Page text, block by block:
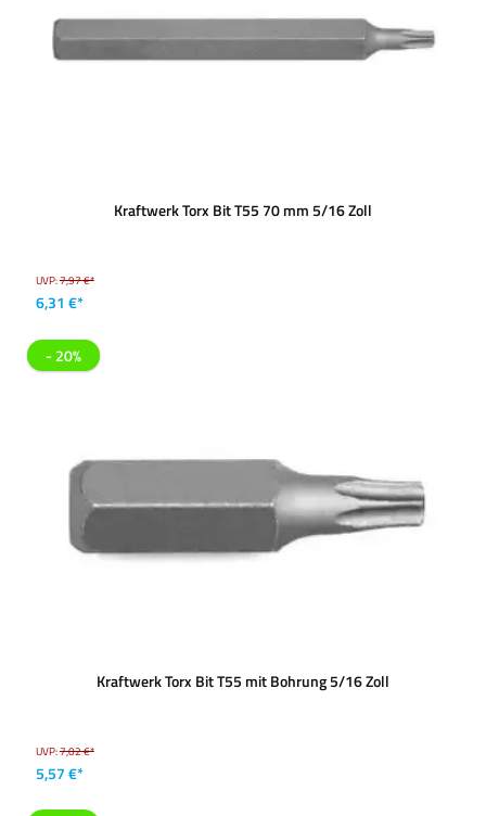
Kraftwerk Torx Bit T55 70 mm 5/16 Zoll
UVP:7,97 €*
6,31 €*
- 20%
Kraftwerk Torx Bit T55 mit Bohrung 5/16 Zoll
UVP:7,02 €*
5,57 €*